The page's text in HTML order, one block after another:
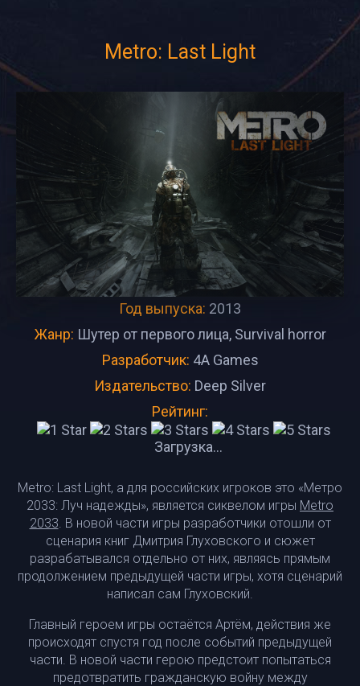
Metro: Last Light
Год выпуска: 2013
Жанр: Шутер от первого лица, Survival horror
Разработчик: 4A Games
Издательство: Deep Silver
Рейтинг:
Загрузка...
Metro: Last Light, а для российских игроков это «Метро
2033: Луч надежды», является сиквелом игры Metro
2033 . В новой части игры разработчики отошли от
сценария книг Дмитрия Глуховского и сюжет
разрабатывался отдельно от них, являясь прямым
продолжением предыдущей части игры, хотя сценарий
написал сам Глуховский.
Главный героем игры остаётся Артём, действия же
происходят спустя год после событий предыдущей
части. В новой части герою предстоит попытаться
предотвратить гражданскую войну между